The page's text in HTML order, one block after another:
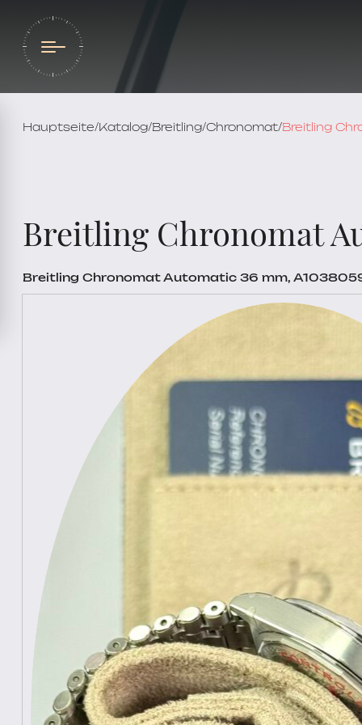
Hauptseite/ Katalog/Breitling/Chronomat/Breitling
Breitling Chronomat
Breitling Chronomat Automatic 36 mm,